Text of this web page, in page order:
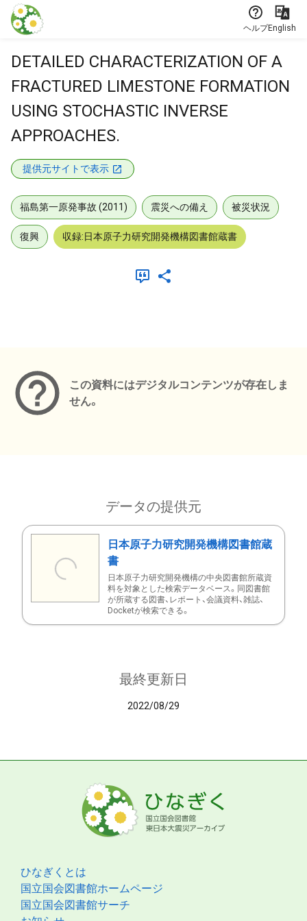
本文に飛ぶ
ヘルプEnglish
DETAILED CHARACTERIZATION OF A
FRACTURED LIMESTONE FORMATION
USING STOCHASTIC INVERSE
APPROACHES.
提供元サイトで表示
福島第一原発事故 (2011) 震災への備え 被災状況
復興 収録:日本原子力研究開発機構図書館蔵書
この資料にはデジタルコンテンツが存在しま
せん。
データの提供元
日本原子力研究開発機構図書館蔵
書
日本原子力研究開発機構の中央図書館所蔵資
料を対象とした検索データベース。同図書館
が所蔵する図書、レポート、会議資料、雑誌、
Docketが検索できる。
最終更新日
2022/08/29
ひなぎくとは
国立国会図書館ホームページ
国立国会図書館サーチ